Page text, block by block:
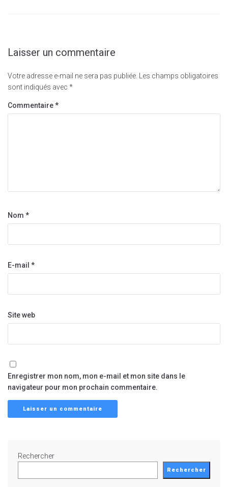
Laisser un commentaire
Votre adresse e-mail ne sera pas publiée. Les champs obligatoires
sont indiqués avec *
Commentaire*
Nom *
E-mail *
Site web
Enregistrer mon nom, mon e-mail et mon site dans le
navigateur pour mon prochain commentaire.
Rechercher
Rechercher